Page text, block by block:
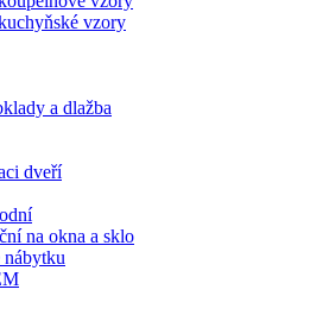
vzory
a dlažba
dveří
na okna a sklo
nábytku